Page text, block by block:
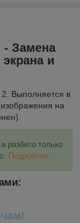
- Замена
экрана и
Выполняется в
на
разбито только
Подробнее.